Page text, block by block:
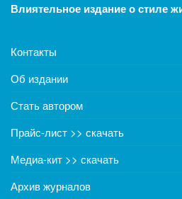
Влиятельное издание о стиле
Контакты
Об издании
Стать автором
Прайс-лист >> скачать
Медиа-кит >> скачать
Архив журналов